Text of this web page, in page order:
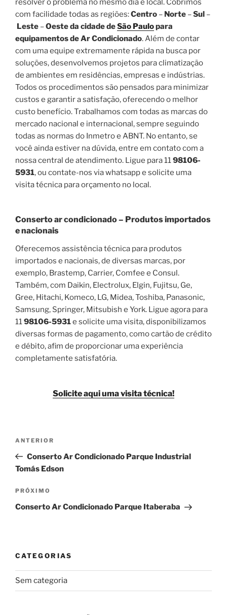
resolver o problema no mesmo dia e local. Cobrimos
com facilidade todas as regiões:Centro – Norte –Sul –
Leste –Oeste da cidade deSão Paulopara
equipamentos de Ar Condicionado. Além de contar
com uma equipe extremamente rápida na busca por
soluções, desenvolvemos projetos para climatização
de ambientes em residências, empresas e indústrias.
Todos os procedimentos são pensados para minimizar
custos e garantir a satisfação, oferecendo o melhor
custo benefício. Trabalhamos com todas as marcas do
mercado nacional e internacional, sempre seguindo
todas as normas do Inmetro e ABNT. No entanto, se
você ainda estiver na dúvida, entre em contato com a
nossa central de atendimento. Ligue para 1198106-
5931, ou contate-nos via whatsapp e solicite uma
visita técnica para orçamento no local.
Conserto ar condicionado – Produtos importados
e nacionais
Oferecemos assistência técnica para produtos
importados e nacionais, de diversas marcas, por
exemplo, Brastemp, Carrier, Comfee e Consul.
Também, com Daikin, Electrolux, Elgin, Fujitsu, Ge,
Gree, Hitachi, Komeco, LG, Midea, Toshiba, Panasonic,
Samsung, Springer, Mitsubish e York. Ligue agora para
1198106-5931e solicite uma visita, disponibilizamos
diversas formas de pagamento, como cartão de crédito
e débito, afim de proporcionar uma experiência
completamente satisfatória.
Solicite aqui uma visita técnica!
Navegação
Post
Post
anterior
ANTERIOR
Conserto Ar Condicionado Parque Industrial
Tomás Edson
Próximo
post
PRÓXIMO
Conserto Ar Condicionado Parque Itaberaba
CATEGORIAS
Sem categoria